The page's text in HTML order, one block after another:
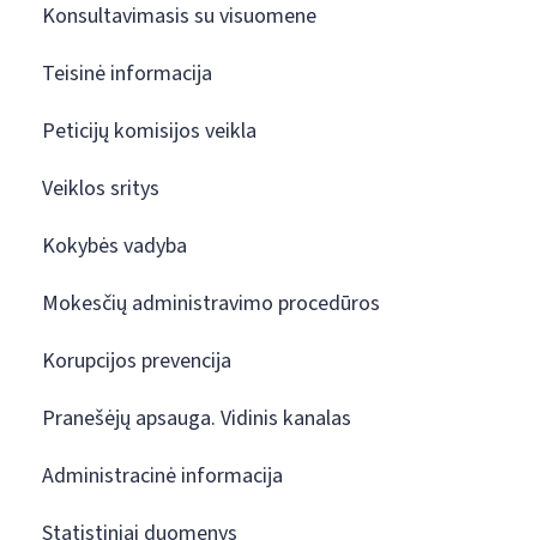
Konsultavimasis su visuomene
Teisinė informacija
Peticijų komisijos veikla
Veiklos sritys
Kokybės vadyba
Mokesčių administravimo procedūros
Korupcijos prevencija
Pranešėjų apsauga. Vidinis kanalas
Administracinė informacija
Statistiniai duomenys